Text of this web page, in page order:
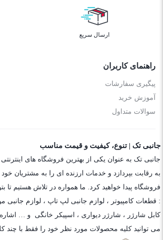
ارسال سریع
راهنمای کاربران
پیگیری سفارشات
آموزش خرید
سوالات متداول
جانبی تک | تنوع، کیفیت و قیمت مناسب
جانبی تک به عنوان یکی از بهترین فروشگاه های
به رقابت بپردازد و خدمات ارزنده ای را به مشتریان
فروشگاه پیدا خواهید کرد. ما همواره در تلاش هستیم
: قطعات کامپیوتر ، لوازم جانبی لپ تاپ ، لوازم جانبی
کابل شارژر ، شارژر دیواری ، اسپیکر خانگی و … اشاره
می توانید کلیه محصولات مورد نظر خود را فقط با